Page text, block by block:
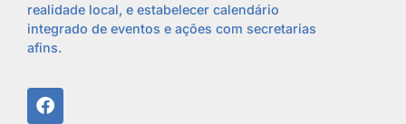
realidade local, e estabelecer calendário
integrado de eventos e ações com secretarias
afins.